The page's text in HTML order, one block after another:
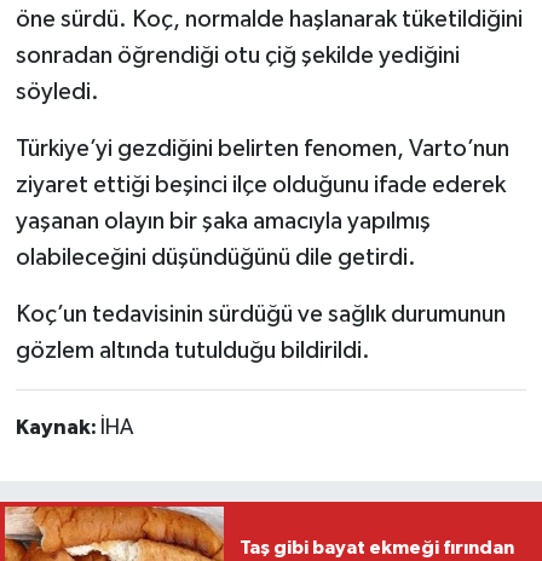
öne sürdü. Koç, normalde haşlanarak tüketildiğini
sonradan öğrendiği otu çiğ şekilde yediğini
söyledi.
Türkiye’yi gezdiğini belirten fenomen, Varto’nun
ziyaret ettiği beşinci ilçe olduğunu ifade ederek
yaşanan olayın bir şaka amacıyla yapılmış
olabileceğini düşündüğünü dile getirdi.
Koç’un tedavisinin sürdüğü ve sağlık durumunun
gözlem altında tutulduğu bildirildi.
Kaynak: İHA
Taş gibi bayat ekmeği fırından